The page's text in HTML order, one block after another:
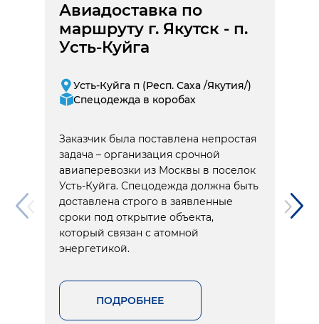
Авиадоставка по
маршруту г. Якутск - п.
Усть-Куйга
Усть-Куйга п (Респ. Саха /Якутия/)
Спецодежда в коробах
Заказчик была поставлена непростая
задача – организация срочной
авиаперевозки из Москвы в поселок
Усть-Куйга. Спецодежда должна быть
доставлена строго в заявленные
сроки под открытие объекта,
который связан с атомной
энергетикой.
ПОДРОБНЕЕ